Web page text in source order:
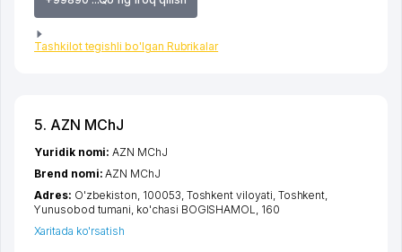
Tashkilot tegishli bo'lgan Rubrikalar
5. AZN MChJ
Yuridik nomi:AZN MChJ
Brend nomi:AZN MChJ
Adres: O'zbekiston, 100053, Toshkent viloyati Toshkent
Yunusobod tumani ko'chasi BOGISHAMOL
, 160
Xaritada ko'rsatish